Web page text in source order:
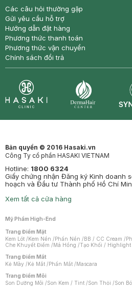
Các câu hỏi thường gặp
Gửi yêu cầu hỗ trợ
Hướng dẫn đặt hàng
Phương thức thanh toán
Phương thức vận chuyển
Chính sách đổi trả
Bản quyền © 2016 Hasaki.vn
Công Ty cổ phần HASAKI VIETNAM
Hotline: 1800 6324
Giấy chứng nhận Đăng ký Kinh doanh
hoạch và Đầu tư Thành phố Hồ Chí
Xem tất cả cửa hàng
Mỹ Phẩm High-End
Trang Điểm Mặt
Kem Lót /Kem Nền /Phấn Nền /BB / CC Cream /
Che Khuyết Điểm /Má Hồng /Tạo Khối / Highlight
Trang Điểm Mắt
Kẻ Mày /Kẻ Mắt /Phấn Mắt /Mascara
Trang Điểm Môi
Son Dưỡng Môi /Son Kem / Tint /Son Thỏi /Son